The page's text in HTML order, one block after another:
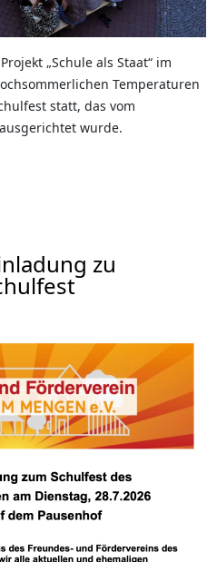
„Schule als Staat“ im
Temperaturen
statt, das vom
wurde.
zu